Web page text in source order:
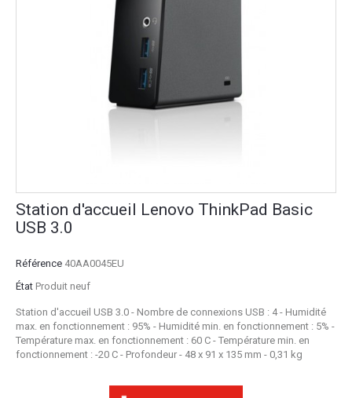
Station d'accueil Lenovo ThinkPad Basic
USB 3.0
Référence 40AA0045EU
État Produit neuf
Station d'accueil USB 3.0 - Nombre de connexions USB : 4 - Humidité
max. en fonctionnement : 95% - Humidité min. en fonctionnement : 5% -
Température max. en fonctionnement : 60 C - Température min. en
fonctionnement : -20 C - Profondeur - 48 x 91 x 135 mm - 0,31 kg